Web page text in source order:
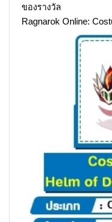
ของรางวัล
Ragnarok Online: